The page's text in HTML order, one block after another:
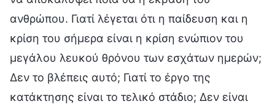
ανθρώπου. Γιατί λέγεται ότι η παίδευση και η
κρίση του σήμερα είναι η κρίση ενώπιον του
μεγάλου λευκού θρόνου των εσχάτων ημερών;
Δεν το βλέπεις αυτό; Γιατί το έργο της
κατάκτησης είναι το τελικό στάδιο; Δεν είναι